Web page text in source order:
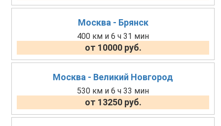
Москва - Брянск
400 км и 6 ч 31 мин
от 10000 руб.
Москва - Великий Новгород
530 км и 6 ч 33 мин
от 13250 руб.